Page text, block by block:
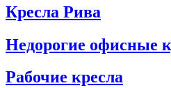
Кресла Рива
Недорогие офисные
Рабочие кресла